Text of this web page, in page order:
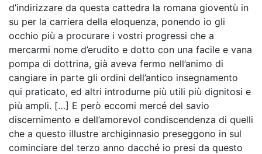
d’indirizzare da questa cattedra la romana gioventù in
su per la carriera della eloquenza, ponendo io gli
occhio più a procurare i vostri progressi che a
mercarmi nome d’erudito e dotto con una facile e vana
pompa di dottrina, già aveva fermo nell’animo di
cangiare in parte gli ordini dell’antico insegnamento
qui praticato, ed altri introdurne più utili più dignitosi e
più ampli. […] E però eccomi mercé del savio
discernimento e dell’amorevol condiscendenza di quelli
che a questo illustre archiginnasio preseggono in sul
cominciare del terzo anno dacché io presi da questo